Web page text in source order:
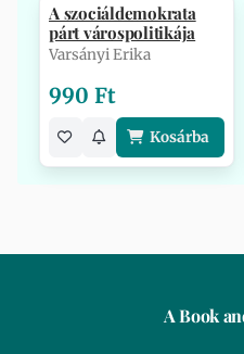
A szociáldemokrata
párt várospolitikája
Varsányi Erika
990 Ft
Kosárba
A Book